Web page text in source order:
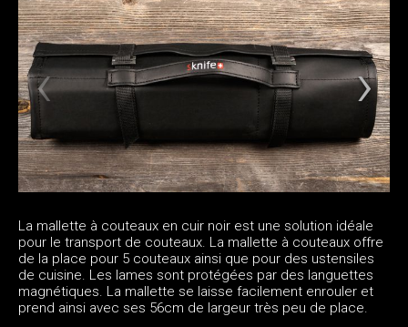
La mallette à couteaux en cuir noir est une solution idéale
pour le transport de couteaux. La mallette à couteaux offre
de la place pour 5 couteaux ainsi que pour des ustensiles
de cuisine. Les lames sont protégées par des languettes
magnétiques. La mallette se laisse facilement enrouler et
prend ainsi avec ses 56cm de largeur très peu de place.